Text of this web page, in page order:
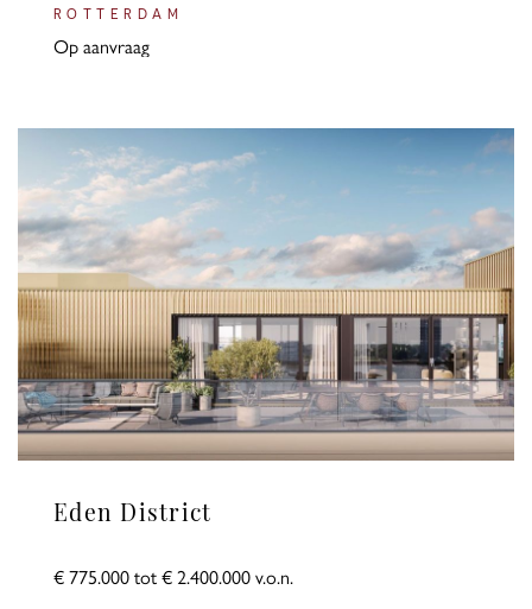
ROTTERDAM
Op aanvraag
Eden District
€ 775.000 tot € 2.400.000 v.o.n.